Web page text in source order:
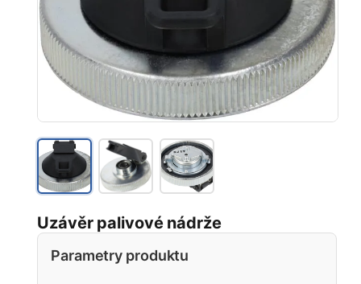
Uzávěr palivové nádrže
Parametry produktu